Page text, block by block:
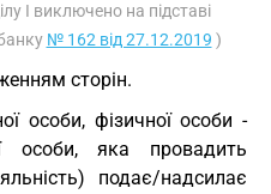
I виключено на підставі
№ 162 від 27.12.2019 )
сторін.
особи, фізичної особи -
особи, яка провадить
подає/надсилає